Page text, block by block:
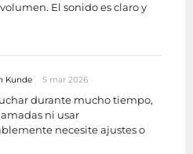
El sonido es claro y
Kunde 5 mar 2026
durante mucho tiempo,
ni usar
necesite ajustes o